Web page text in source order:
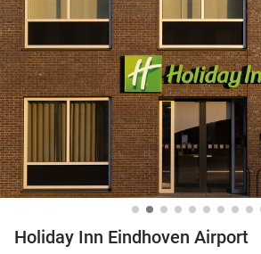
10+ Millionen
Holiday Inn Eindhoven Airport